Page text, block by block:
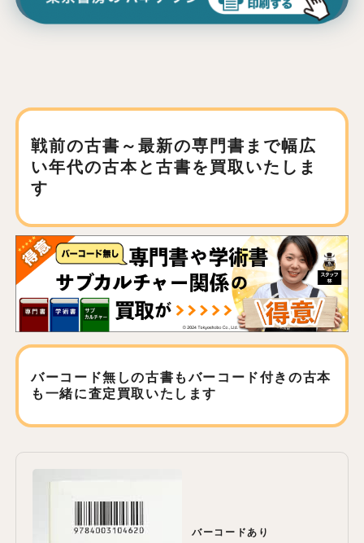
戦前の古書～最新の専門書まで幅広
い年代の古本と古書を買取いたしま
す
バーコード無しの古書もバーコード付きの古本
も 一緒に査定買取いたします
バーコードあり